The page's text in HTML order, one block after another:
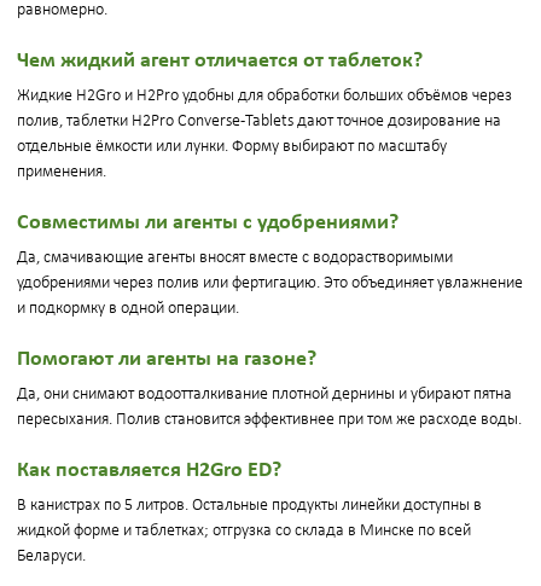
равномерно.
Чем жидкий агент отличается от таблеток?
Жидкие H2Gro и H2Pro удобны для обработки больших объёмов через
полив, таблетки H2Pro Converse-Tablets дают точное дозирование на
отдельные ёмкости или лунки. Форму выбирают по масштабу
применения.
Совместимы ли агенты с удобрениями?
Да, смачивающие агенты вносят вместе с водорастворимыми
удобрениями через полив или фертигацию. Это объединяет увлажнение
и подкормку в одной операции.
Помогают ли агенты на газоне?
Да, они снимают водоотталкивание плотной дернины и убирают пятна
пересыхания. Полив становится эффективнее при том же расходе воды.
Как поставляется H2Gro ED?
В канистрах по 5 литров. Остальные продукты линейки доступны в
жидкой форме и таблетках; отгрузка со склада в Минске по всей
Беларуси.